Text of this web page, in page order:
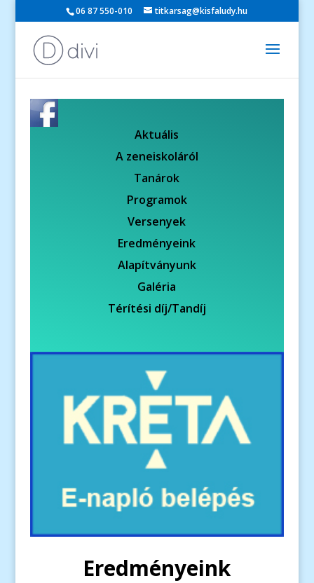
06 87 550-010 titkarsag@kisfaludy.hu
Aktuális
A zeneiskoláról
Tanárok
Programok
Versenyek
Eredményeink
Alapítványunk
Galéria
Térítési díj/Tandíj
Eredményeink